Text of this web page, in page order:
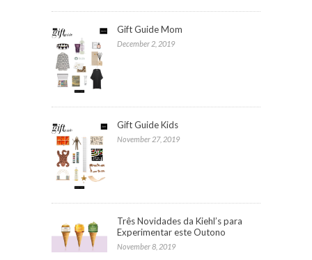
Gift Guide Mom
December 2, 2019
Gift Guide Kids
November 27, 2019
Três Novidades da Kiehl’s para
Experimentar este Outono
November 8, 2019